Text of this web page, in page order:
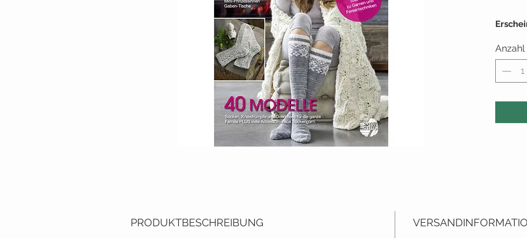
Seiten:
Anzahl
PRODUKTBESCHREIBUNG